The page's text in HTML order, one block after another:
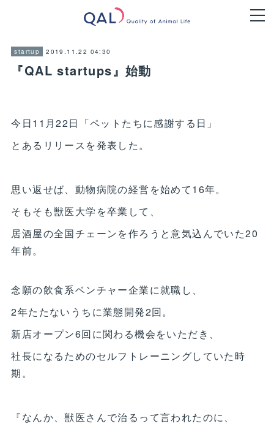
startup 2019.11.22 04:30
『QAL startups』始動
今日11月22日「ペットたちに感謝する日」
とあるリリースを発表した。
思い返せば、動物病院の経営を始めて16年。
そもそも獣医大学を卒業して、
居酒屋の全国チェーンを作ろうと意気込んでいた20
年前。
念願の飲食系ベンチャー企業に就職し、
2年たたないうちに業態開発2回。
新店オープン6回に関わる機会をいただき、
社長になるためのセルフトレーニングしていた時
期。
『なんか、獣医さんで治るって言われたのに、